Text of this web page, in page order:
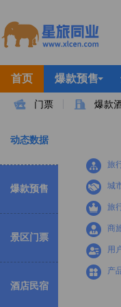
首页 爆款预售
门票 爆款
动态数据
旅
城
旅
商
用
产
爆款预售
景区门票
酒店民宿